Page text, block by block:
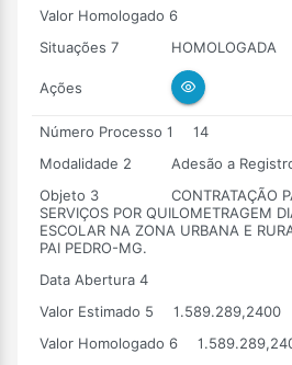
Valor Homologado 6
Situações 7
HOMOLOGADA
Ações
Número Processo 1
14
Modalidade 2
Adesão a
Objeto 3
CONTRATAÇÃO
SERVIÇOS POR QUILOMETRAGEM
ESCOLAR NA ZONA URBANA E
PAI PEDRO-MG.
Data Abertura 4
Valor Estimado 5
1.589.289,2400
Valor Homologado 6